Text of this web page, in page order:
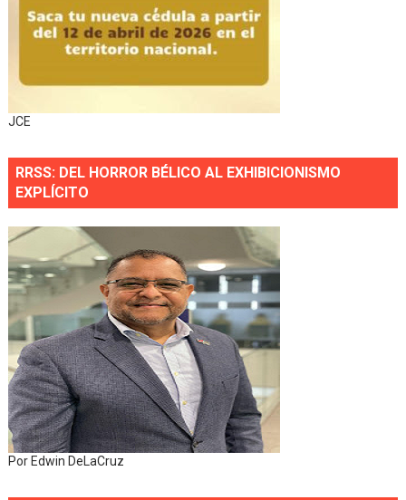
JCE
RRSS: DEL HORROR BÉLICO AL EXHIBICIONISMO
EXPLÍCITO
Por Edwin DeLaCruz